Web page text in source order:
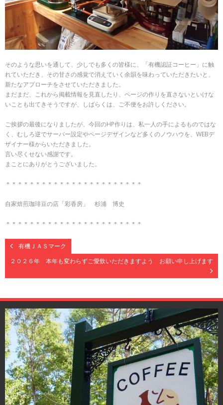
そのような思いを通して、少しでも多くの皆様に、「有機認証コーヒー」に触
れていただき、その甘さの感覚で消えていく余韻を味わっていただきたいと、
新たなアプローチをさせていただきました。
まだまだ、これから掲載情報を見直したり、ページの作りを直さないといけな
いことも出てきそうですが、しばらくは、ご不便をお許しください。
ご挨拶の最後になりましたが、今回のHP作りは、私一人の手によるものではな
く、むしろ逆でサーバー設定やページデザインなど多くのノウハウを、WEBデ
ザイナー様からいただきました。
言い尽くせない感謝です。
まことにありがとうございました。
＊＊＊＊＊＊＊＊＊＊＊＊＊＊＊＊＊＊＊＊＊＊＊
自家焙煎珈琲豆の店「彩香房」 杉浦 博史
＊＊＊＊＊＊＊＊＊＊＊＊＊＊＊＊＊＊＊＊＊＊＊
有機ＪＡＳマーク
２０２６年 本年も変わらずご愛飲いただきますよう お願い申し上げます